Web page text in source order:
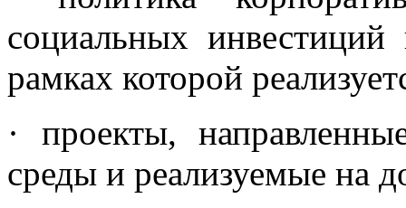
социальных инвестиций
рамках которой
· проекты,
среды и реализуемые на